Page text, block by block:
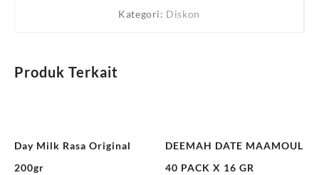
Kategori: Diskon
Produk Terkait
Day Milk Rasa Original
200gr
DEEMAH DATE MAAMOUL
40 PACK X 16 GR